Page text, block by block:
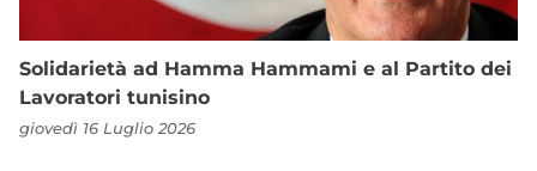
Solidarietà ad Hamma Hammami e al Partito dei
Lavoratori tunisino
giovedì 16 Luglio 2026